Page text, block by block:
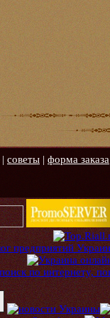
| советы | форма заказа